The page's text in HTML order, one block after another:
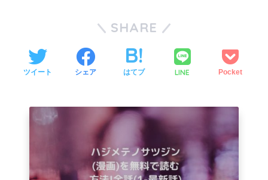
SHARE
ツイート シェア はてブ LINE Pocket